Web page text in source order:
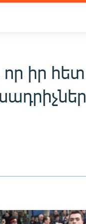
որ իր հետ